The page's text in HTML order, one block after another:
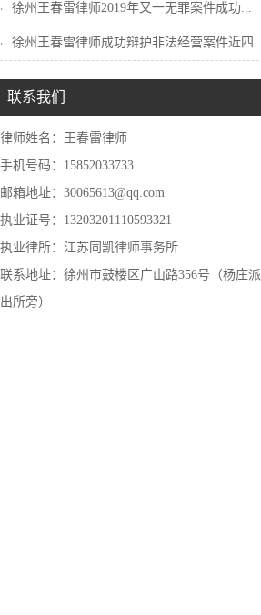
徐州王春雷律师2019年又一无罪案件成功...
徐州王春雷律师成功辩护非法经营案件近四千...
联系我们
律师姓名：王春雷律师
手机号码：15852033733
邮箱地址：30065613@qq.com
执业证号：13203201110593321
执业律所：江苏同凯律师事务所
联系地址：徐州市鼓楼区广山路356号（杨庄派
出所旁）